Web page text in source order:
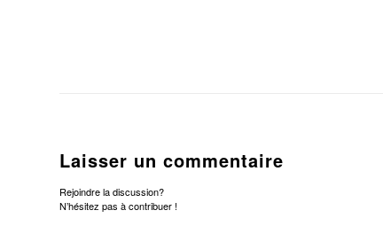
Laisser un commentaire
Rejoindre la discussion?
N’hésitez pas à contribuer !